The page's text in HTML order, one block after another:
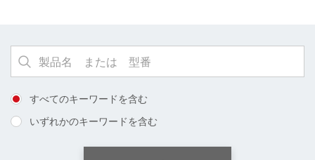
すべてのキーワードを含む
いずれかのキーワードを含む